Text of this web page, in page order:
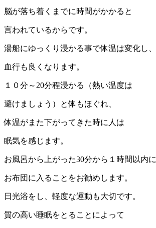
脳が落ち着くまでに時間がかかると
言われているからです。
湯船にゆっくり浸かる事で体温は変化し、
血行も良くなります。
１０分～20分程浸かる（熱い温度は
避けましょう）と体もほぐれ、
体温がまた下がってきた時に人は
眠気を感じます。
お風呂から上がった30分から１時間以内に
お布団に入ることをお勧めします。
日光浴をし、軽度な運動も大切です。
質の高い睡眠をとることによって